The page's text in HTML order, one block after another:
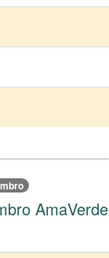
AmaVerde